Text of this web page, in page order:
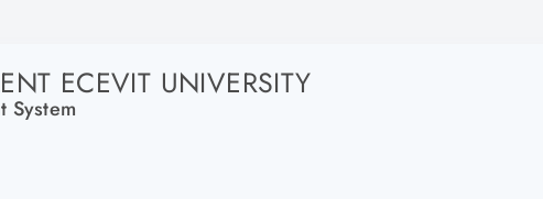
ECEVIT UNIVERSITY
System